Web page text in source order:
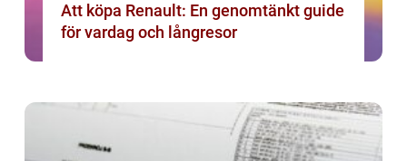
Att köpa Renault: En genomtänkt guide
för vardag och långresor